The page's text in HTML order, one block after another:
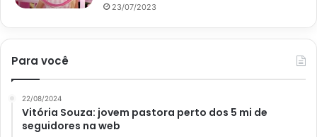
Frutas nutritivas: 5 opções indispensáveis na alimentação, veja –
Imagem: Pixabay
Como economizar sem deixar
de comer fruta?
Em tempos de crise, o preço desse alimento costuma
23/07/2023
Para você
22/08/2024
Vitória Souza: jovem pastora perto dos 5 mi de
seguidores na web